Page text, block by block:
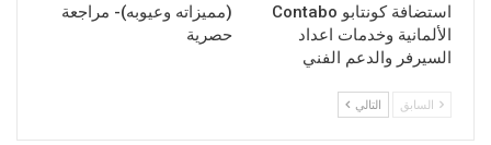
استضافة كونتابو Contabo
الألمانية وخدمات اعداد
السيرفر والدعم الفني
(مميزاته وعيوبه)- مراجعة
حصرية
السابق التالي